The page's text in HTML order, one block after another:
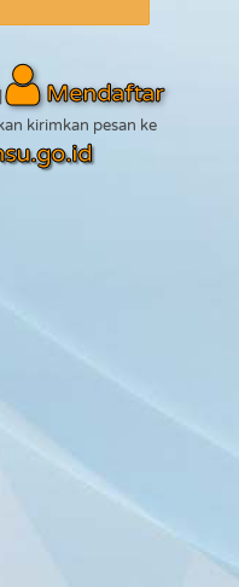
Mendaftar
kirimkan pesan ke